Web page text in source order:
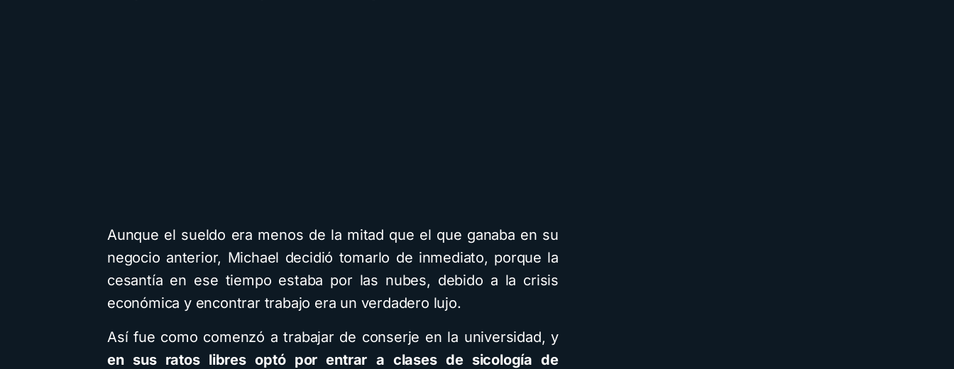
Aunque el sueldo era menos de la mitad que el que ganaba en su
negocio anterior, Michael decidió tomarlo de inmediato, porque la
cesantía en ese tiempo estaba por las nubes, debido a la crisis
económica y encontrar trabajo era un verdadero lujo.
Así fue como comenzó a trabajar de conserje en la universidad, y
en sus ratos libres optó por entrar a clases de sicología de